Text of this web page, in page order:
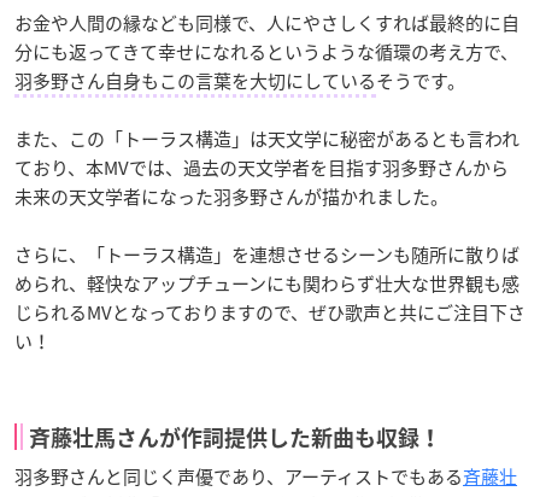
お金や人間の縁なども同様で、人にやさしくすれば最終的に自
分にも返ってきて幸せになれるというような循環の考え方で、
羽多野さん自身もこの言葉を大切にしているそうです。
また、この「トーラス構造」は天文学に秘密があるとも言われ
ており、本MVでは、過去の天文学者を目指す羽多野さんから
未来の天文学者になった羽多野さんが描かれました。
さらに、「トーラス構造」を連想させるシーンも随所に散りば
められ、軽快なアップチューンにも関わらず壮大な世界観も感
じられるMVとなっておりますので、ぜひ歌声と共にご注目下さ
い！
斉藤壮馬さんが作詞提供した新曲も収録！
羽多野さんと同じく声優であり、アーティストでもある斉藤壮